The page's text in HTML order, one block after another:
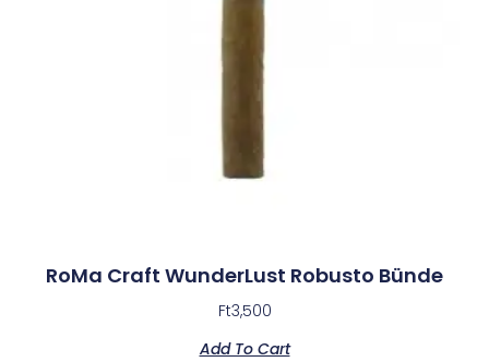
RoMa Craft WunderLust Robusto Bünde
Ft3,500
Add To Cart